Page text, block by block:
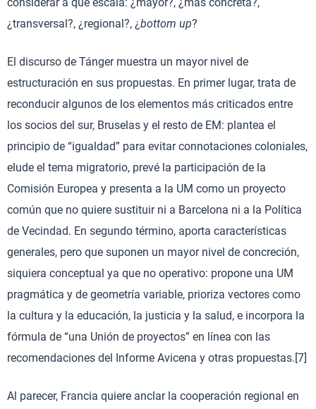
¿transversal?, ¿regional?, ¿bottom up?
El discurso de Tánger muestra un mayor nivel de
estructuración en sus propuestas. En primer lugar, trata de
reconducir algunos de los elementos más criticados entre
los socios del sur, Bruselas y el resto de EM: plantea el
principio de “igualdad” para evitar connotaciones coloniales,
elude el tema migratorio, prevé la participación de la
Comisión Europea y presenta a la UM como un proyecto
común que no quiere sustituir ni a Barcelona ni a la Política
de Vecindad. En segundo término, aporta características
generales, pero que suponen un mayor nivel de concreción,
siquiera conceptual ya que no operativo: propone una UM
pragmática y de geometría variable, prioriza vectores como
la cultura y la educación, la justicia y la salud, e incorpora la
fórmula de “una Unión de proyectos” en línea con las
recomendaciones del Informe Avicena y otras propuestas.[7]
Al parecer, Francia quiere anclar la cooperación regional en